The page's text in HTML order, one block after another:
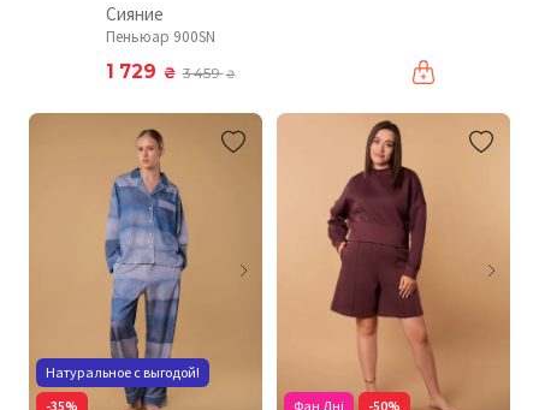
Сияние
Пеньюар 900SN
1 729 ₴ 3 459₴
Натуральное с выгодой!
-35%
Фан Дні -50%